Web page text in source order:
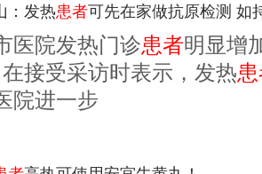
：发热患者可先在家做抗原检测 如
医院发热门诊患者明显增
接受采访时表示，发热
院进一步